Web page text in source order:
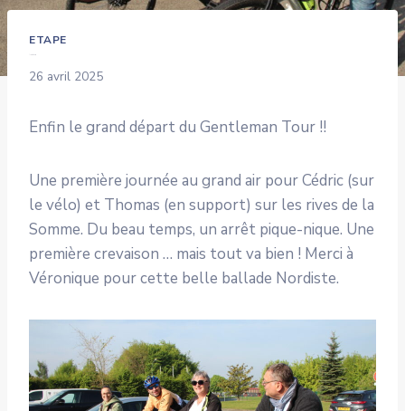
ETAPE
26 avril 2025
Enfin le grand départ du Gentleman Tour !!
Une première journée au grand air pour Cédric (sur
le vélo) et Thomas (en support) sur les rives de la
Somme. Du beau temps, un arrêt pique-nique. Une
première crevaison … mais tout va bien ! Merci à
Véronique pour cette belle ballade Nordiste.